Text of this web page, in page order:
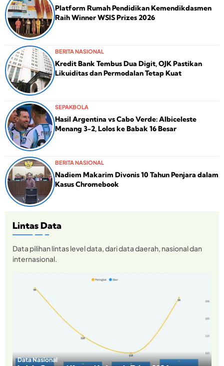
Platform Rumah Pendidikan Kemendikdasmen
Raih Winner WSIS Prizes 2026
BERITA NASIONAL
Kredit Bank Tembus Dua Digit, OJK Pastikan
Likuiditas dan Permodalan Tetap Kuat
SEPAKBOLA
Hasil Argentina vs Cabo Verde: Albiceleste
Menang 3-2, Lolos ke Babak 16 Besar
BERITA NASIONAL
Nadiem Makarim Divonis 10 Tahun Penjara dalam
Kasus Chromebook
Lintas Data
Data pilihan lintas level data, dari data daerah, nasional dan
internasional.
Data Nasional